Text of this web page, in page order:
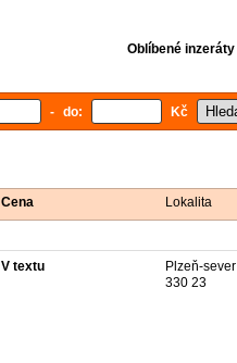
Oblíbené inzeráty
- do: Kč
Cena Lokalita
V textu
Plzeň-sever
330 23